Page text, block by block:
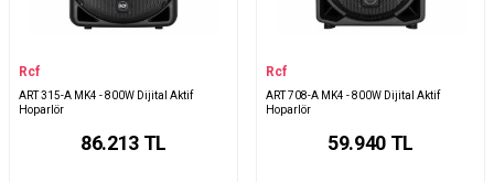
Rcf
ART 315-A MK4 - 800W Dijital Aktif
Hoparlör
86.213TL
Rcf
ART 708-A MK4 - 800W Dijital Aktif
Hoparlör
59.940TL